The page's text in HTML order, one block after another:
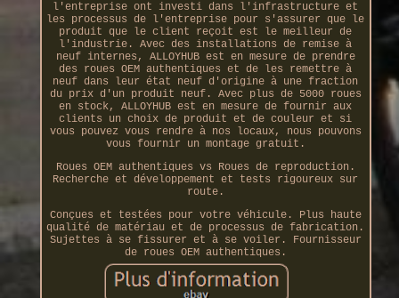
l'entreprise ont investi dans l'infrastructure et
les processus de l'entreprise pour s'assurer que le
produit que le client reçoit est le meilleur de
l'industrie. Avec des installations de remise à
neuf internes, ALLOYHUB est en mesure de prendre
des roues OEM authentiques et de les remettre à
neuf dans leur état neuf d'origine à une fraction
du prix d'un produit neuf. Avec plus de 5000 roues
en stock, ALLOYHUB est en mesure de fournir aux
clients un choix de produit et de couleur et si
vous pouvez vous rendre à nos locaux, nous pouvons
vous fournir un montage gratuit.
Roues OEM authentiques vs Roues de reproduction.
Recherche et développement et tests rigoureux sur
route.
Conçues et testées pour votre véhicule. Plus haute
qualité de matériau et de processus de fabrication.
Sujettes à se fissurer et à se voiler. Fournisseur
de roues OEM authentiques.